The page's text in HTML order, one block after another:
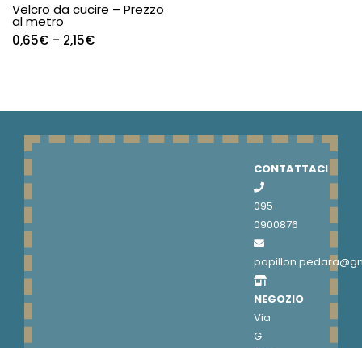
Velcro da cucire – Prezzo
al metro
0,65€ – 2,15€
CONTATTACI
095
0900876
NEGOZIO
Via
G.